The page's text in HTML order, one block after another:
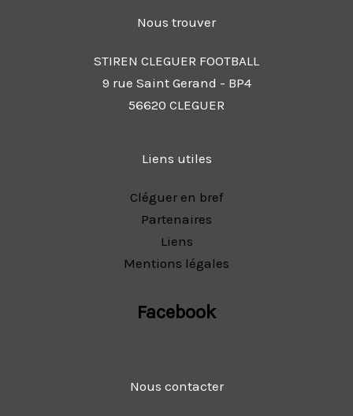
Nous trouver
STIREN CLEGUER FOOTBALL
9 rue Saint Gerand - BP4
56620 CLEGUER
Liens utiles
Cléguer en bref
Partenaires
Liens
Mentions légales
Facebook
Nous contacter